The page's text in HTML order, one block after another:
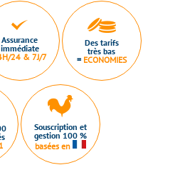
Assurance
immédiate
24 & 7J/7
Des tarifs
très bas
= ECONOMIES
Souscription et
gestion 100 %
basées en